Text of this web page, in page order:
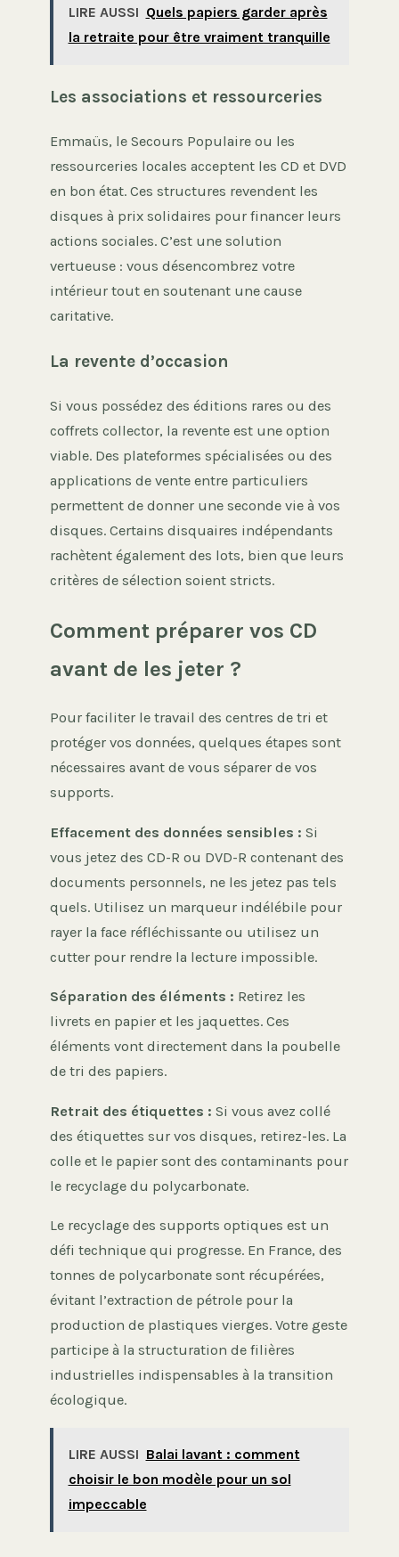
LIRE AUSSI Quels papiers garder après
la retraite pour être vraiment tranquille
Les associations et ressourceries
Emmaüs, le Secours Populaire ou les
ressourceries locales acceptent les CD et DVD
en bon état. Ces structures revendent les
disques à prix solidaires pour financer leurs
actions sociales. C’est une solution
vertueuse : vous désencombrez votre
intérieur tout en soutenant une cause
caritative.
La revente d’occasion
Si vous possédez des éditions rares ou des
coffrets collector, la revente est une option
viable. Des plateformes spécialisées ou des
applications de vente entre particuliers
permettent de donner une seconde vie à vos
disques. Certains disquaires indépendants
rachètent également des lots, bien que leurs
critères de sélection soient stricts.
Comment préparer vos CD
avant de les jeter ?
Pour faciliter le travail des centres de tri et
protéger vos données, quelques étapes sont
nécessaires avant de vous séparer de vos
supports.
Effacement des données sensibles : Si
vous jetez des CD-R ou DVD-R contenant des
documents personnels, ne les jetez pas tels
quels. Utilisez un marqueur indélébile pour
rayer la face réfléchissante ou utilisez un
cutter pour rendre la lecture impossible.
Séparation des éléments : Retirez les
livrets en papier et les jaquettes. Ces
éléments vont directement dans la poubelle
de tri des papiers.
Retrait des étiquettes : Si vous avez collé
des étiquettes sur vos disques, retirez-les. La
colle et le papier sont des contaminants pour
le recyclage du polycarbonate.
Le recyclage des supports optiques est un
défi technique qui progresse. En France, des
tonnes de polycarbonate sont récupérées,
évitant l’extraction de pétrole pour la
production de plastiques vierges. Votre geste
participe à la structuration de filières
industrielles indispensables à la transition
écologique.
LIRE AUSSI Balai lavant : comment
choisir le bon modèle pour un sol
impeccable